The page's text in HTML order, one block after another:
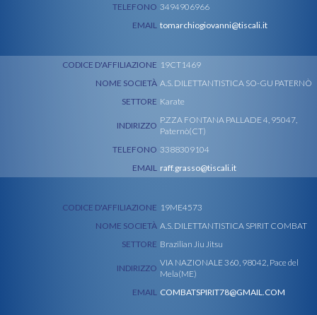
TELEFONO 3494906966
EMAIL tomarchiogiovanni@tiscali.it
CODICE D'AFFILIAZIONE 19CT1469
NOME SOCIETÀ A.S. DILETTANTISTICA SO-GU PATERNÒ
SETTORE Karate
INDIRIZZO
P.ZZA FONTANA PALLADE 4, 95047,
Paternò(CT)
TELEFONO 3388309104
EMAIL raff.grasso@tiscali.it
CODICE D'AFFILIAZIONE 19ME4573
NOME SOCIETÀ A.S. DILETTANTISTICA SPIRIT COMBAT
SETTORE Brazilian Jiu Jitsu
INDIRIZZO
VIA NAZIONALE 360, 98042, Pace del
Mela(ME)
EMAIL COMBATSPIRIT78@GMAIL.COM